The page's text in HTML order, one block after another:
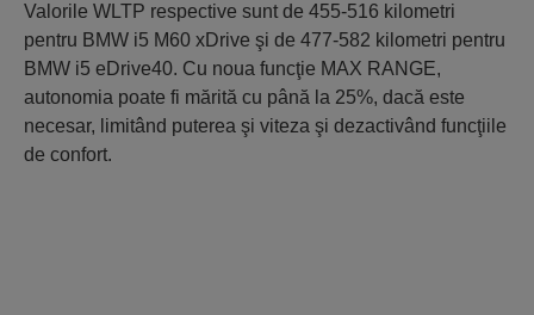
Valorile WLTP respective sunt de 455-516 kilometri
pentru BMW i5 M60 xDrive şi de 477-582 kilometri pentru
BMW i5 eDrive40. Cu noua funcţie MAX RANGE,
autonomia poate fi mărită cu până la 25%, dacă este
necesar, limitând puterea şi viteza şi dezactivând funcţiile
de confort.